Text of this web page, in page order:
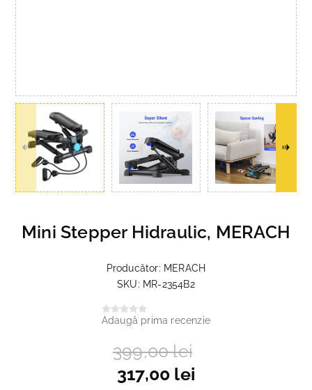
Mini Stepper Hidraulic, MERACH
Producător: MERACH
SKU: MR-2354B2
Adaugă prima recenzie
399,00 lei
317,00 lei